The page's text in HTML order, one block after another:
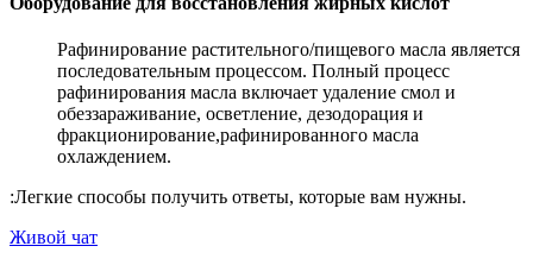
Рафинирование растительного/пищевого масла является
последовательным процессом. Полный процесс
рафинирования масла включает удаление смол и
обеззараживание, осветление, дезодорация и
фракционирование,рафинированного масла
охлаждением.
:Легкие способы получить ответы, которые вам нужны.
Живой чат